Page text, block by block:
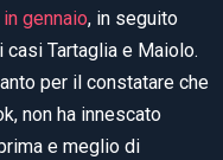
gennaio, in seguito
Tartaglia e Maiolo.
per il constatare che
non ha innescato
e meglio di